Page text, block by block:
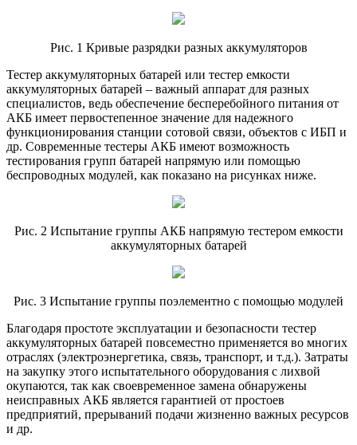
Рис. 1 Кривые разрядки разных аккумуляторов
Тестер аккумуляторных батарей или тестер емкости
аккумуляторных батарей – важный аппарат для разных
специалистов, ведь обеспечение бесперебойного питания от
АКБ имеет первостепенное значение для надежного
функционирования станции сотовой связи, объектов с ИБП и
др. Современные тестеры АКБ имеют возможность
тестирования групп батарей напрямую или помощью
беспроводных модулей, как показано на рисунках ниже.
Рис. 2 Испытание группы АКБ напрямую тестером емкости
аккумуляторных батарей
Рис. 3 Испытание группы поэлементно с помощью модулей
Благодаря простоте эксплуатации и безопасности тестер
аккумуляторных батарей повсеместно применяется во многих
отраслях (электроэнергетика, связь, транспорт, и т.д.). Затраты
на закупку этого испытательного оборудования с лихвой
окупаются, так как своевременное замена обнаружены
неисправных АКБ является гарантией от простоев
предприятий, прерываний подачи жизненно важных ресурсов
и др.